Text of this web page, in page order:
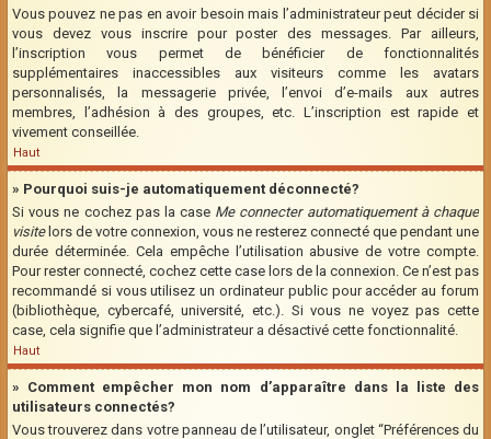
Vous pouvez ne pas en avoir besoin mais l’administrateur peut décider si
vous devez vous inscrire pour poster des messages. Par ailleurs,
l’inscription vous permet de bénéficier de fonctionnalités
supplémentaires inaccessibles aux visiteurs comme les avatars
personnalisés, la messagerie privée, l’envoi d’e-mails aux autres
membres, l’adhésion à des groupes, etc. L’inscription est rapide et
vivement conseillée.
Haut
» Pourquoi suis-je automatiquement déconnecté?
Si vous ne cochez pas la case Me connecter automatiquement à chaque
visitelors de votre connexion, vous ne resterez connecté que pendant une
durée déterminée. Cela empêche l’utilisation abusive de votre compte.
Pour rester connecté, cochez cette case lors de la connexion. Ce n’est pas
recommandé si vous utilisez un ordinateur public pour accéder au forum
(bibliothèque, cybercafé, université, etc.). Si vous ne voyez pas cette
case, cela signifie que l’administrateur a désactivé cette fonctionnalité.
Haut
» Comment empêcher mon nom d’apparaître dans la liste des
utilisateurs connectés?
Vous trouverez dans votre panneau de l’utilisateur, onglet “Préférences du